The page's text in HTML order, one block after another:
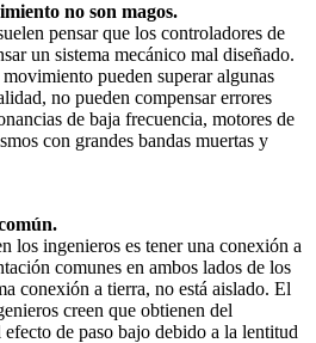
no son magos.
pensar que los controladores de
un sistema mecánico mal diseñado.
pueden superar algunas
no pueden compensar errores
de baja frecuencia, motores de
con grandes bandas muertas y
los ingenieros es tener una conexión a
comunes en ambos lados de los
conexión a tierra, no está aislado. El
creen que obtienen del
de paso bajo debido a la lentitud